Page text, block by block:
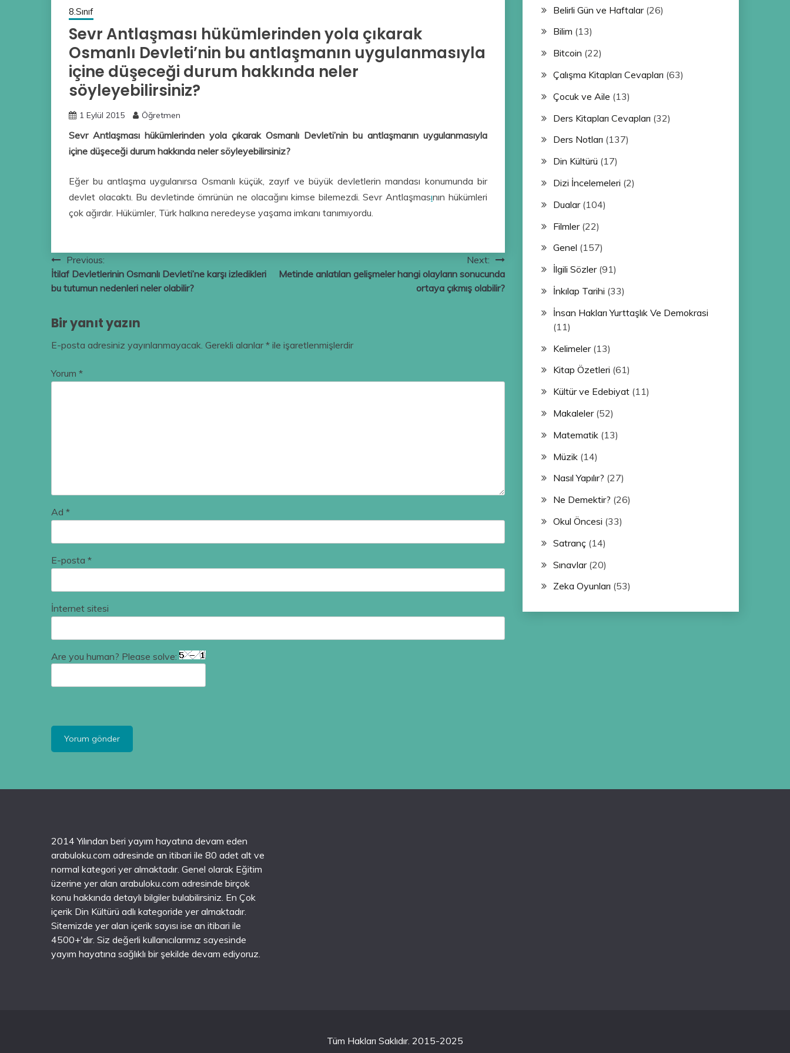
8.Sınıf
Sevr Antlaşması hükümlerinden yola çıkarak
Osmanlı Devleti’nin bu antlaşmanın uygulanmasıyla
içine düşeceği durum hakkında neler
söyleyebilirsiniz?
1 Eylül 2015 Öğretmen
Sevr Antlaşması hükümlerinden yola çıkarak Osmanlı Devleti’nin bu antlaşmanın uygulanmasıyla
içine düşeceği durum hakkında neler söyleyebilirsiniz?
Eğer bu antlaşma uygulanırsa Osmanlı küçük, zayıf ve büyük devletlerin mandası konumunda bir
devlet olacaktı. Bu devletinde ömrünün ne olacağını kimse bilemezdi. Sevr Antlaşmasının hükümleri
çok ağırdır. Hükümler, Türk halkına neredeyse yaşama imkanı tanımıyordu.
Yazı
gezinmesi
Previous:
İtilaf Devletlerinin Osmanlı Devleti’ne karşı izledikleri
bu tutumun nedenleri neler olabilir?
Next:
Metinde anlatılan gelişmeler hangi olayların sonucunda
ortaya çıkmış olabilir?
Bir yanıt yazın
E-posta adresiniz yayınlanmayacak. Gerekli alanlar* ile işaretlenmişlerdir
Yorum *
Ad *
E-posta *
İnternet sitesi
Are you human? Please solve:
Belirli Gün ve Haftalar(26)
Bilim (13)
Bitcoin (22)
Çalışma Kitapları Cevapları (63)
Çocuk ve Aile (13)
Ders Kitapları Cevapları (32)
Ders Notları (137)
Din Kültürü (17)
Dizi İncelemeleri (2)
Dualar(104)
Filmler(22)
Genel (157)
İlgili Sözler(91)
İnkılap Tarihi (33)
İnsan Hakları Yurttaşlık Ve Demokrasi
(11)
Kelimeler(13)
Kitap Özetleri (61)
Kültür ve Edebiyat(11)
Makaleler(52)
Matematik(13)
Müzik(14)
Nasıl Yapılır? (27)
Ne Demektir? (26)
Okul Öncesi (33)
Satranç(14)
Sınavlar(20)
Zeka Oyunları (53)
2014 Yılından beri yayım hayatına devam eden
arabuloku.com adresinde an itibari ile 80 adet alt ve
normal kategori yer almaktadır. Genel olarak Eğitim
üzerine yer alan arabuloku.com adresinde birçok
konu hakkında detaylı bilgiler bulabilirsiniz. En Çok
içerik Din Kültürü adlı kategoride yer almaktadır.
Sitemizde yer alan içerik sayısı ise an itibari ile
4500+'dır. Siz değerli kullanıcılarımız sayesinde
yayım hayatına sağlıklı bir şekilde devam ediyoruz.
Tüm Hakları Saklıdır. 2015-2025